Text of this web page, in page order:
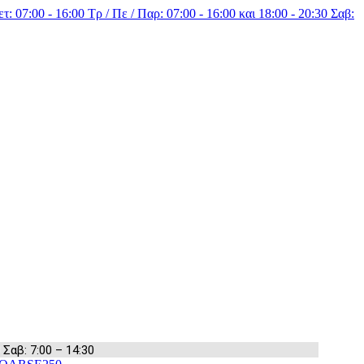
07:00 - 16:00 Τρ / Πε / Παρ: 07:00 - 16:00 και 18:00 - 20:30 Σαβ:
7:00 – 14:30